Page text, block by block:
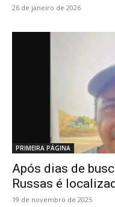
26 de janeiro de 2026
PRIMEIRA PÁGINA
Após dias de
Russas é
19 de novembro de 2025